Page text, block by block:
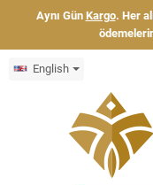
Aynı Gün Kargo. Her
English